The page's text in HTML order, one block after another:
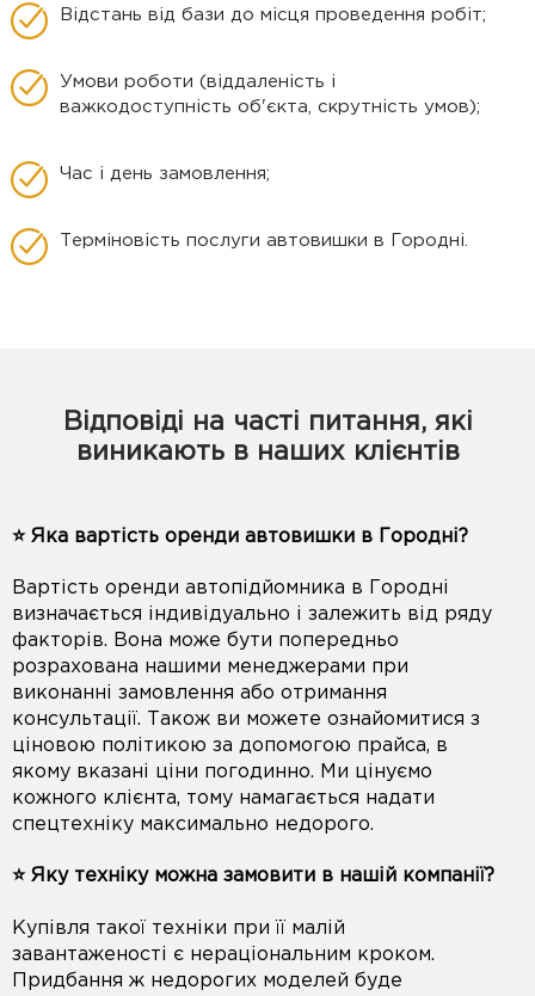
Відстань від бази до місця проведення робіт;
Умови роботи (віддаленість і
важкодоступність об'єкта, скрутність умов);
Час і день замовлення;
Терміновість послуги автовишки в Городні.
Відповіді на часті питання, які
виникають в наших клієнтів
⭐️ Яка вартість оренди автовишки в Городні?
Вартість оренди автопідйомника в Городні
визначається індивідуально і залежить від ряду
факторів. Вона може бути попередньо
розрахована нашими менеджерами при
виконанні замовлення або отримання
консультації. Також ви можете ознайомитися з
ціновою політикою за допомогою прайса, в
якому вказані ціни погодинно. Ми цінуємо
кожного клієнта, тому намагається надати
спецтехніку максимально недорого.
⭐️ Яку техніку можна замовити в нашій компанії?
Купівля такої техніки при її малій
завантаженості є нераціональним кроком.
Придбання ж недорогих моделей буде